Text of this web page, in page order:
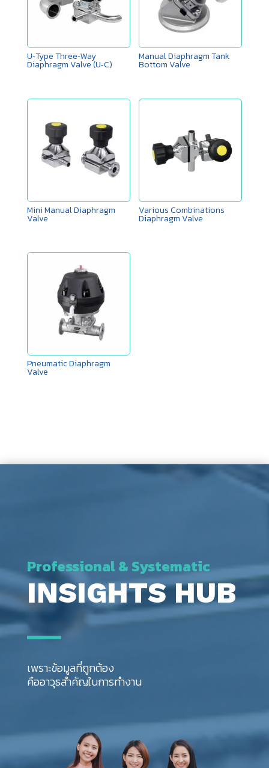
U‑Type Three‑Way
Diaphragm Valve (U‑C)
Manual Diaphragm Tank
Bottom Valve
Mini Manual Diaphragm
Valve
Various Combinations
Diaphragm Valve
Pneumatic Diaphragm
Valve
Professional & Systematic
INSIGHTS HUB
เพราะข้อมูลที่ถูกต้อง
คืออาวุธสำคัญในการทำงาน